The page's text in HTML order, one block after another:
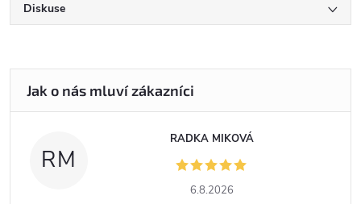
Diskuse
RM
RADKA MIKOVÁ
6.8.2026